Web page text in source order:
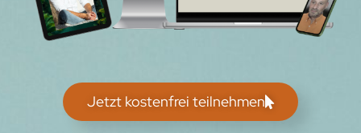
Jetzt kostenfrei teilnehmen